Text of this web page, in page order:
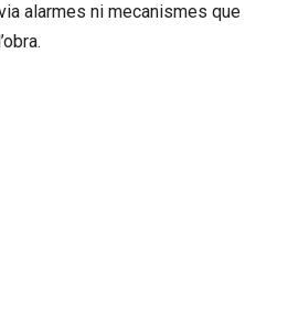
alarmes ni mecanismes que